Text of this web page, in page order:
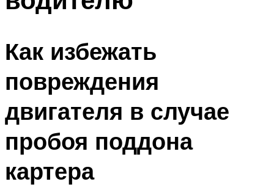
Как избежать
повреждения
двигателя в случае
пробоя поддона
картера